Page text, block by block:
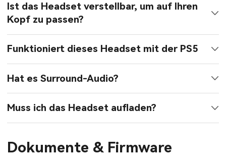
Ist das Headset verstellbar, um auf Ihren
Kopf zu passen?
Funktioniert dieses Headset mit der PS5
Hat es Surround-Audio?
Muss ich das Headset aufladen?
Dokumente & Firmware